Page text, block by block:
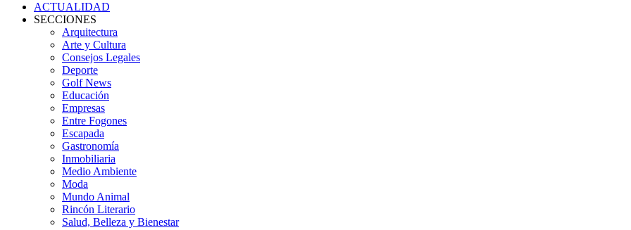
ACTUALIDAD
SECCIONES
Arquitectura
Arte y Cultura
Consejos Legales
Deporte
Golf News
Educación
Empresas
Entre Fogones
Escapada
Gastronomía
Inmobiliaria
Medio Ambiente
Moda
Mundo Animal
Rincón Literario
Salud, Belleza y Bienestar